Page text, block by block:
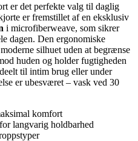
er det perfekte valg til daglig
er fremstillet af en eksklusiv
i microfiberweave, som sikrer
dagen. Den ergonomiske
silhuet uden at begrænse
huden og holder fugtigheden
til intim brug eller under
er ubesværet – vask ved 30
komfort
langvarig holdbarhed